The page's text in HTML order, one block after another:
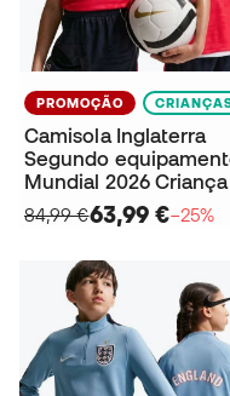
PROMOÇÃO
Camisola Inglaterra
Segundo
Mundial 2026 Criança
84,99 €63,99 €−25%